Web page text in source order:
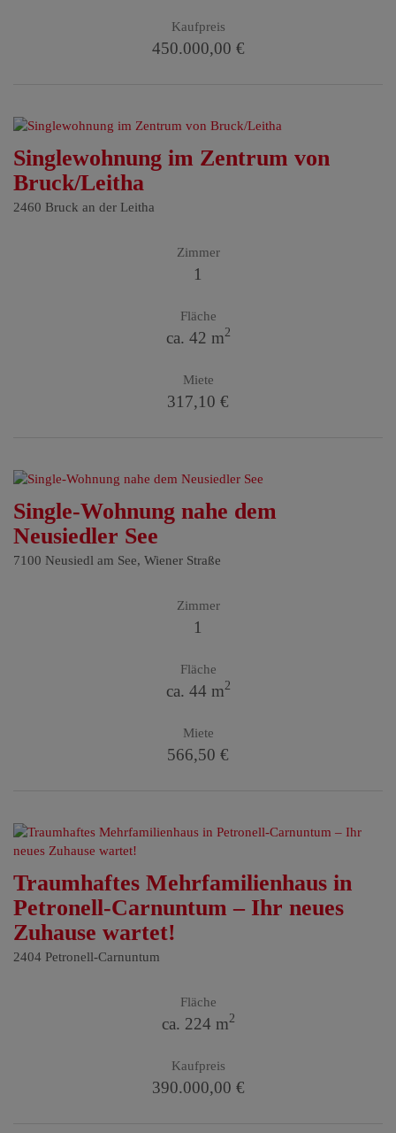
Kaufpreis
450.000,00 €
Singlewohnung im Zentrum von
Bruck/Leitha
2460 Bruck an der Leitha
Zimmer
1
Fläche
ca. 42 m2
Miete
317,10 €
Single-Wohnung nahe dem
Neusiedler See
7100 Neusiedl am See, Wiener Straße
Zimmer
1
Fläche
ca. 44 m2
Miete
566,50 €
Traumhaftes Mehrfamilienhaus in
Petronell-Carnuntum – Ihr neues
Zuhause wartet!
2404 Petronell-Carnuntum
Fläche
ca. 224 m2
Kaufpreis
390.000,00 €